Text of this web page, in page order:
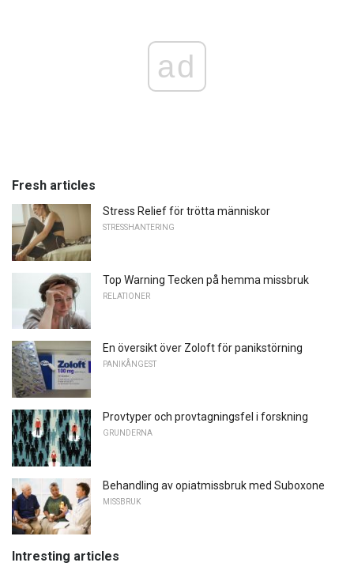
ad
Fresh articles
Stress Relief för trötta människor
STRESSHANTERING
Top Warning Tecken på hemma missbruk
RELATIONER
En översikt över Zoloft för panikstörning
PANIKÅNGEST
Provtyper och provtagningsfel i forskning
GRUNDERNA
Behandling av opiatmissbruk med Suboxone
MISSBRUK
Intresting articles